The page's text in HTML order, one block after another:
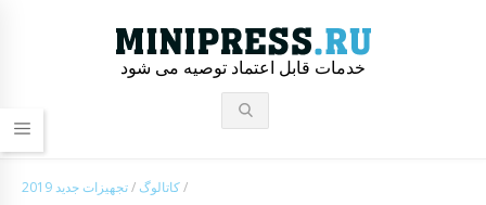
خدمات قابل اعتماد توصیه می شود
کاتالوگ /تجهیزات جدید 2019 /